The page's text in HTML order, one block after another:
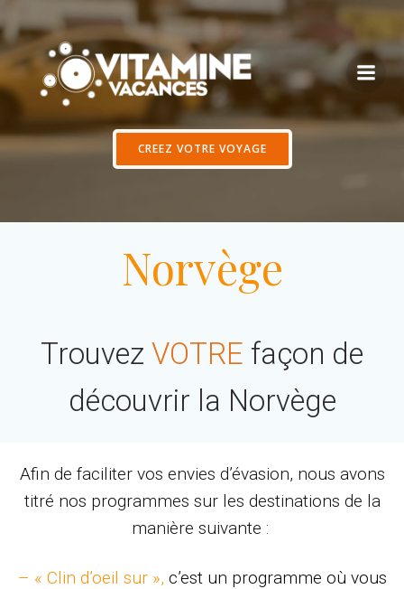
Aller
contenu
CREEZ VOTRE VOYAGE
Norvège
Trouvez VOTRE façon de
découvrir la Norvège
Afin de faciliter vos envies d’évasion, nous avons
titré nos programmes sur les destinations de la
manière suivante :
– « Clin d’oeil sur », c’est un programme où vous